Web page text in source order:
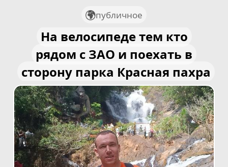
публичное
На велосипеде тем кто
рядом с ЗАО и поехать в
сторону парка Красная пахра